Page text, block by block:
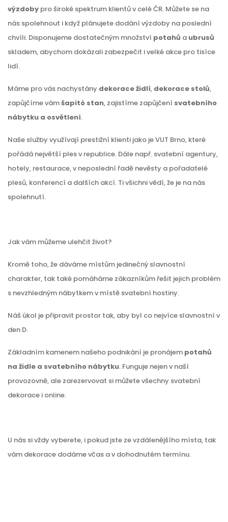
výzdoby pro široké spektrum klientů v celé ČR. Můžete se na
nás spolehnout i když plánujete dodání výzdoby na poslední
chvíli. Disponujeme dostatečným množství potahů a ubrusů
skladem, abychom dokázali zabezpečit i velké akce pro tisíce
lidí.
Máme pro vás nachystány dekorace židlí, dekorace stolů,
zapůjčíme vámšapitó stan, zajistíme zapůjčení svatebního
nábytku a osvětlení.
Naše služby využívají prestižní klienti jako je VUT Brno, které
pořádá největší ples v republice. Dále např. svatební agentury,
hotely, restaurace, v neposlední řadě nevěsty a pořadatelé
plesů, konferencí a dalších akcí. Ti všichni vědí, že je na nás
spolehnutí.
Jak vám můžeme ulehčit život?
Kromě toho, že dáváme místům jedinečný slavnostní
charakter, tak také pomáháme zákazníkům řešit jejich problém
s nevzhledným nábytkem v místě svatební hostiny.
Náš úkol je připravit prostor tak, aby byl co nejvíce slavnostní v
den D.
Základním kamenem našeho podnikání je pronájem potahů
na židle a svatebního nábytku. Funguje nejen v naší
provozovně, ale zarezervovat si můžete všechny svatební
dekorace i online.
U nás si vždy vyberete, i pokud jste ze vzdálenějšího místa, tak
vám dekorace dodáme včas a v dohodnutém termínu.